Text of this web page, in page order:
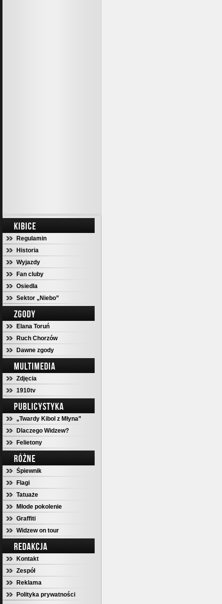
KIBICE
Regulamin
Historia
Wyjazdy
Fan cluby
Osiedla
Sektor „Niebo”
ZGODY
Elana Toruń
Ruch Chorzów
Dawne zgody
MULTIMEDIA
Zdjęcia
1910tv
PUBLICYSTYKA
„Twardy Kibol z Młyna”
Dlaczego Widzew?
Felietony
RÓŻNE
Śpiewnik
Flagi
Tatuaże
Młode pokolenie
Graffiti
Widzew on tour
REDAKCJA
Kontakt
Zespół
Reklama
Polityka prywatności